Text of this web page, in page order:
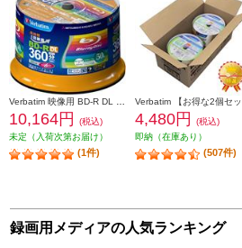
Verbatim 映像用 BD-R DL 6倍速 50枚 インクジェット対応ワイド VBR260RP50SV1
10,164円
(税込)
未定（入荷次第お届け）
(1件)
4,480円
(税込)
即納（在庫あり）
(507件)
録画用メディアの人気ランキング